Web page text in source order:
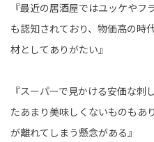
『最近の居酒屋ではユッケや
も認知されており、物価高の時
材としてありがたい』
『スーパーで見かける安価な
たあまり美味しくないものもあ
が離れてしまう懸念がある』